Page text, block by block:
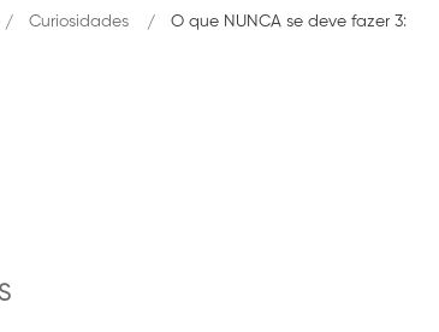
Curiosidades O que NUNCA se deve fazer 3: